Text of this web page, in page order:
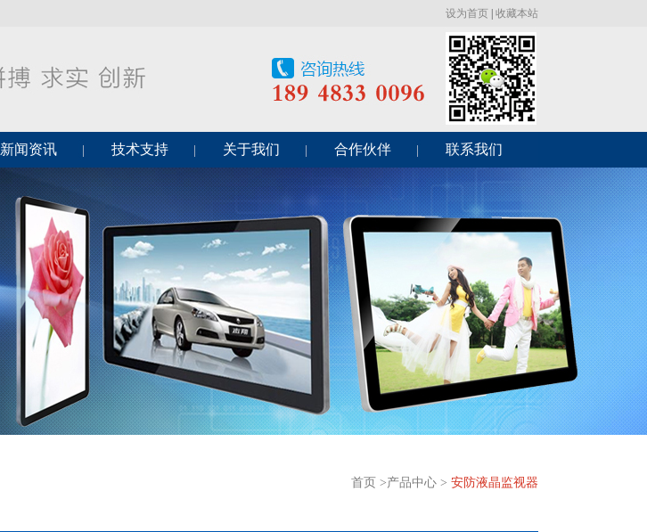
设为首页 收藏本站
新闻资讯 技术支持 关于我们 合作伙伴 联系我们
首页 >产品中心 > 安防液晶监视器